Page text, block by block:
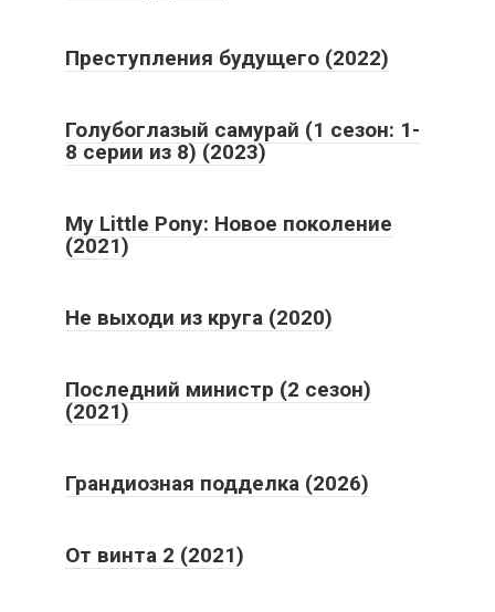
Преступления будущего (2022)
Голубоглазый самурай (1 сезон: 1-
8 серии из 8) (2023)
My Little Pony: Новое поколение
(2021)
Не выходи из круга (2020)
Последний министр (2 сезон)
(2021)
Грандиозная подделка (2026)
От винта 2 (2021)